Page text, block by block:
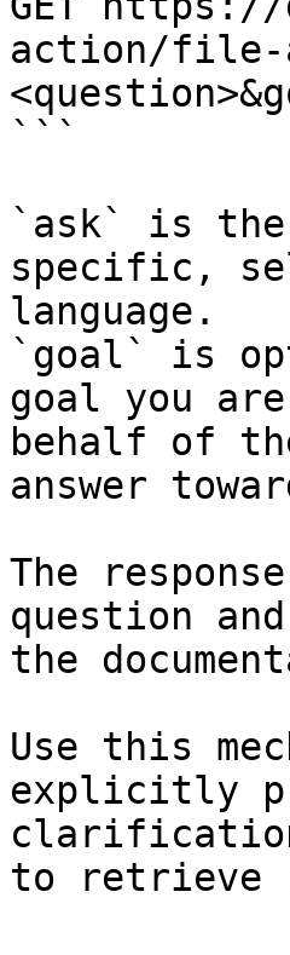
action/file-
```
`ask` is the
specific,
language.
`goal` is
goal you
behalf of
answer
The
question
the
Use this
explicitly